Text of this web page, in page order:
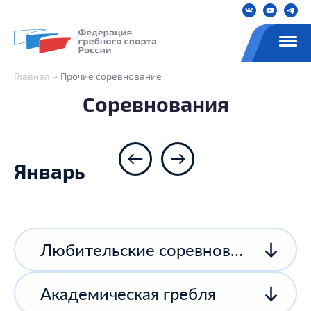
Главная Прочие соревнование
Соревнования
Январь
Любительские соревнования
Академическая гребля